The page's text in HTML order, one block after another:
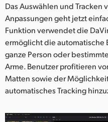
Das Auswählen und Tracken
Anpassungen geht jetzt
Funktion verwendet die
ermöglicht die automatische
ganze Person oder
Arme. Benutzer profitieren
Matten sowie der
automatisches Tracking